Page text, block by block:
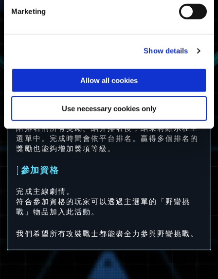
Marketing
Show details
Allow all cookies
Use necessary cookies only
挑戰大師
挑戰戰士
至少完成一次野蠻
挑戰。
挑戰求生者
請注意：完成時間排名較高的玩家同時能獲得較低
階排名的所有獎勵。結算排名後，結果將顯示在主
選單中。完成時間會依平台排名。贏得多個排名的
獎勵也能夠增加獎項等級。
參加資格
完成主線劇情。
符合參加資格的玩家可以透過主選單的「野蠻挑
戰」物品加入此活動。
我們希望所有攻裝戰士都能盡全力參與野蠻挑戰。